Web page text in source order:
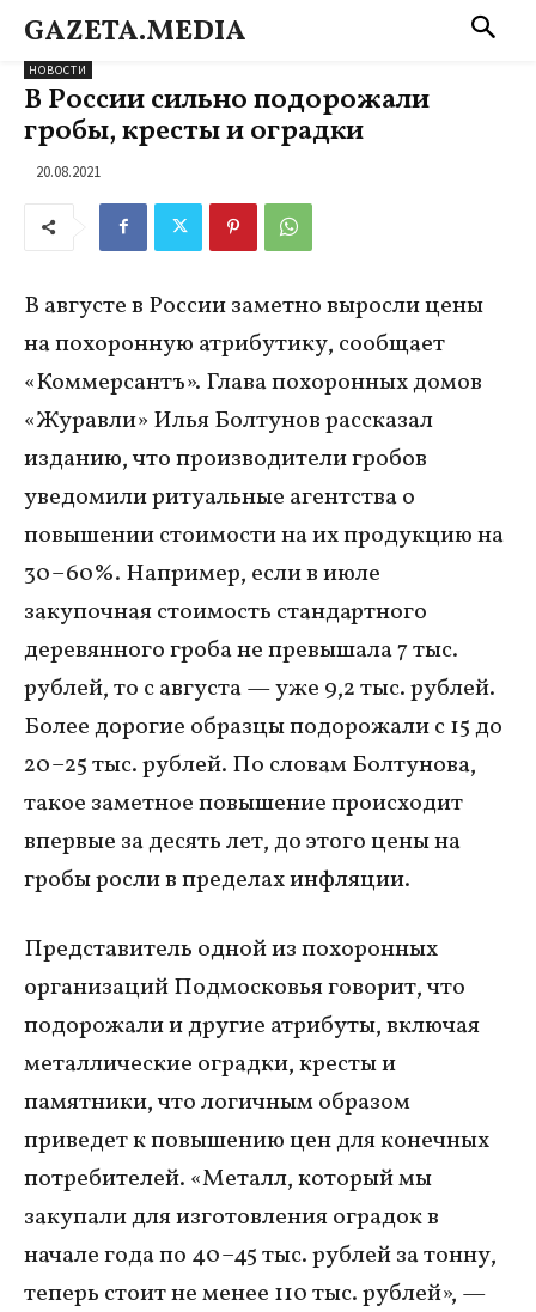
GAZETA.MEDIA
НОВОСТИ
В России сильно подорожали
гробы, кресты и оградки
20.08.2021
В августе в России заметно выросли цены
на похоронную атрибутику, сообщает
«Коммерсантъ». Глава похоронных домов
«Журавли» Илья Болтунов рассказал
изданию, что производители гробов
уведомили ритуальные агентства о
повышении стоимости на их продукцию на
30–60%. Например, если в июле
закупочная стоимость стандартного
деревянного гроба не превышала 7 тыс.
рублей, то с августа — уже 9,2 тыс. рублей.
Более дорогие образцы подорожали с 15 до
20–25 тыс. рублей. По словам Болтунова,
такое заметное повышение происходит
впервые за десять лет, до этого цены на
гробы росли в пределах инфляции.
Представитель одной из похоронных
организаций Подмосковья говорит, что
подорожали и другие атрибуты, включая
металлические оградки, кресты и
памятники, что логичным образом
приведет к повышению цен для конечных
потребителей. «Металл, который мы
закупали для изготовления оградок в
начале года по 40–45 тыс. рублей за тонну,
теперь стоит не менее 110 тыс. рублей», —